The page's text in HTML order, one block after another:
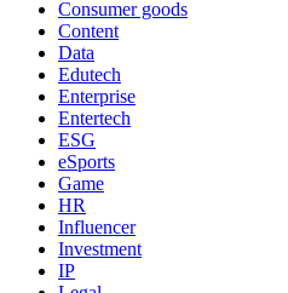
Consumer goods
Content
Data
Edutech
Enterprise
Entertech
ESG
eSports
Game
HR
Influencer
Investment
IP